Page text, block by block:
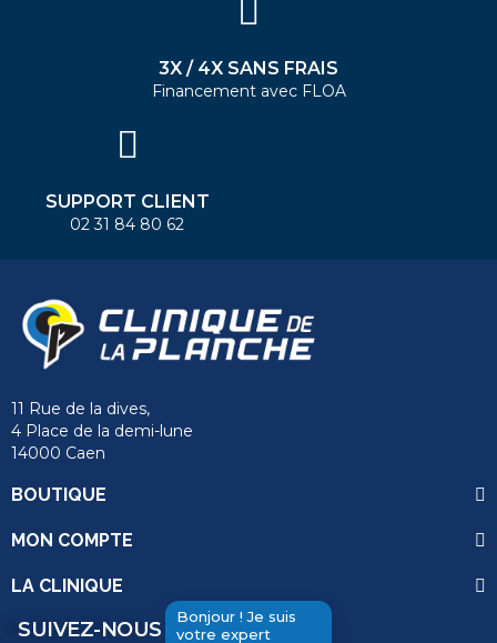
Bonjour ! Je suis
votre expert
3X / 4X SANS FRAIS
Financement avec FLOA
SUPPORT CLIENT
02 31 84 80 62
11 Rue de la dives,
4 Place de la demi-lune
14000 Caen
BOUTIQUE
MON COMPTE
LA CLINIQUE
SUIVEZ-NOUS